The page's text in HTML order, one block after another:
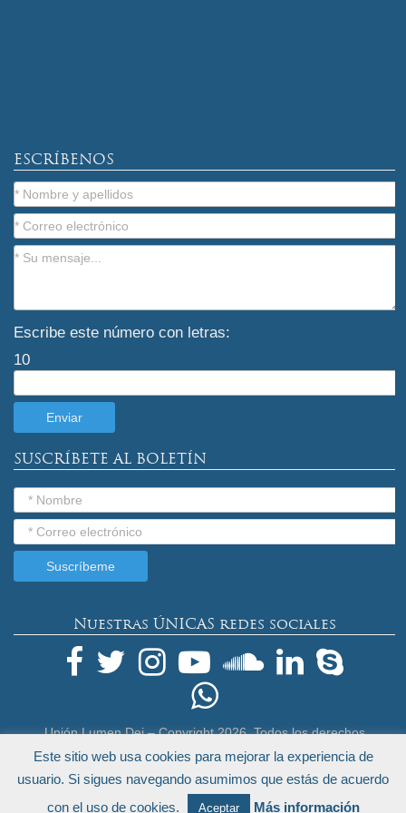
ESCRÍBENOS
Escribe este número con letras:
10
SUSCRÍBETE AL BOLETÍN
Nuestras ÚNICAS redes sociales
Unión Lumen Dei – Copyright2026. Todos los derechos
reservados.
Términos Legales y Política de Privacidad
Endeos.com
Este sitio web usa cookies para mejorar la experiencia de
usuario. Si sigues navegando asumimos que estás de acuerdo
con el uso de cookies.
Aceptar Más información